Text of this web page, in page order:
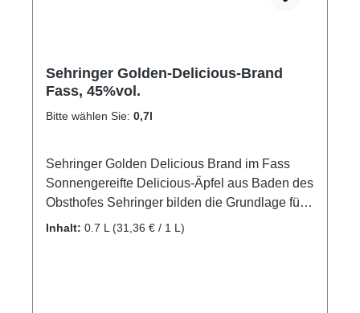
Sehringer Golden-Delicious-Brand
Fass, 45%vol.
Bitte wählen Sie: 0,7l
Sehringer Golden Delicious Brand im Fass
Sonnengereifte Delicious-Äpfel aus Baden des
Obsthofes Sehringer bilden die Grundlage für
diesen feinen Apfelbrand. Feines Apfelaroma
Inhalt: 0.7 L (31,36 € / 1 L)